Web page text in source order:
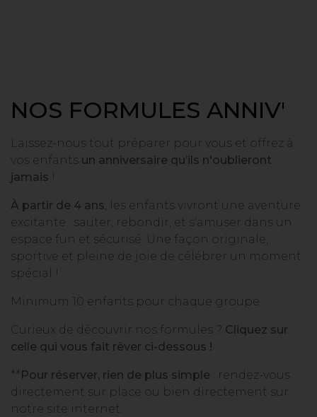
NOS FORMULES ANNIV'
Laissez-nous tout préparer pour vous et offrez à
vos enfants un anniversaire qu’ils n'oublieront
jamais !
À partir de 4 ans, les enfants vivront une aventure
excitante : sauter, rebondir, et s'amuser dans un
espace fun et sécurisé. Une façon originale,
sportive et pleine de joie de célébrer un moment
spécial !
Minimum 10 enfants pour chaque groupe.
Curieux de découvrir nos formules ? Cliquez sur
celle qui vous fait rêver ci-dessous !
** Pour réserver, rien de plus simple : rendez-vous
directement sur place ou bien directement sur
notre site internet.